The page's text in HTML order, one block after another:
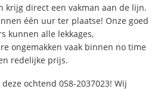
krijg direct een vakman aan de lijn.
één uur ter plaatse! Onze goed
kunnen alle lekkages,
ongemakken vaak binnen no time
redelijke prijs.
ochtend 058-2037023! Wij